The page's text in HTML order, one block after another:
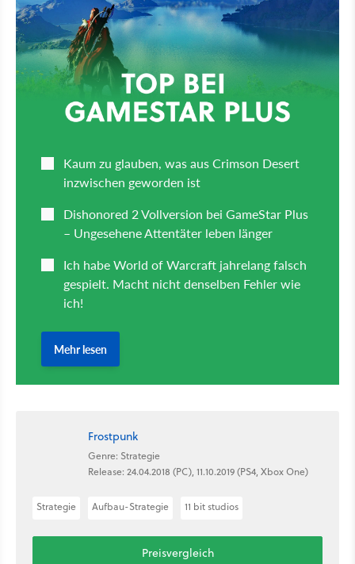
Frostpunk
Genre: Strategie
Release: 24.04.2018 (PC), 11.10.2019 (PS4, Xbox One)
Strategie Aufbau-Strategie 11 bit studios
Preisvergleich